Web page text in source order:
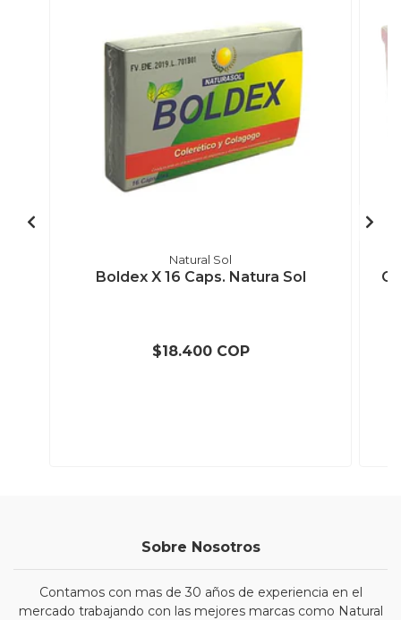
Natural Sol
Boldex X 16 Caps. Natura Sol
$18.400 COP
Sobre Nosotros
Contamos con mas de 30 años de experiencia en el
mercado trabajando con las mejores marcas como Natural